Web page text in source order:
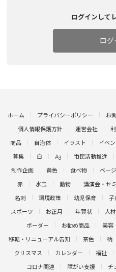
ログインして
ログ
ホーム プライバシーポリシー お
個人情報保護方針 運営会社
商品 自治体 イラスト イベ
募集 白 A3 市民活動推進
制作企画 黄色 食べ物 ベー
赤 水玉 動物 講演会・セ
名刺 環境政策 幼児保育 子
スポーツ お正月 年賀状 人
ボーダー お勧め商品 美容
移転・リニューアル告知 茶色 柄
クリスマス カレンダー 福祉
コロナ関連 障がい支援 チ